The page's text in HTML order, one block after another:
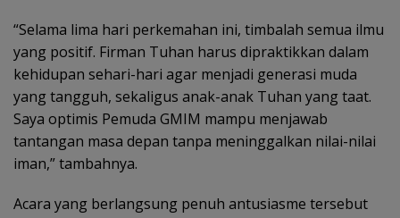
“Selama lima hari perkemahan ini, timbalah semua ilmu
yang positif. Firman Tuhan harus dipraktikkan dalam
kehidupan sehari-hari agar menjadi generasi muda
yang tangguh, sekaligus anak-anak Tuhan yang taat.
Saya optimis Pemuda GMIM mampu menjawab
tantangan masa depan tanpa meninggalkan nilai-nilai
iman,” tambahnya.
Acara yang berlangsung penuh antusiasme tersebut